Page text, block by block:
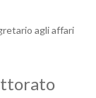
agli affari